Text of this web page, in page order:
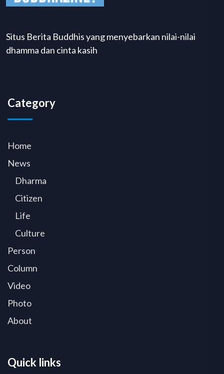
Situs Berita Buddhis yang menyebarkan nilai-nilai
dhamma dan cinta kasih
Category
Home
News
Dharma
Citizen
Life
Culture
Person
Column
Video
Photo
About
Quick links